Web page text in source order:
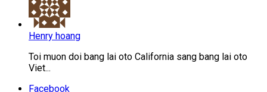
Henry hoang
Toi muon doi bang lai oto California sang bang lai oto
Viet...
Facebook